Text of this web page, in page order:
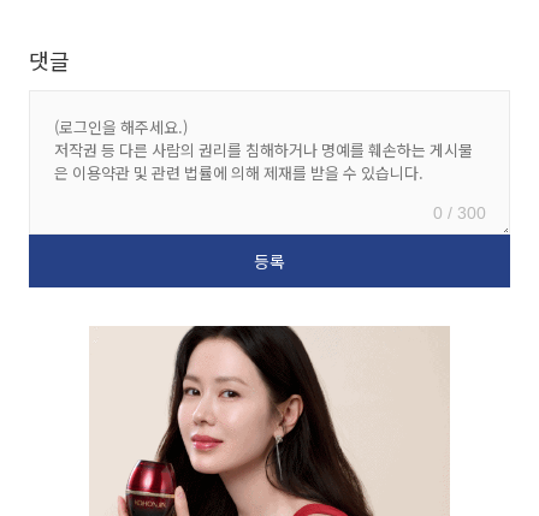
댓글
0 / 300